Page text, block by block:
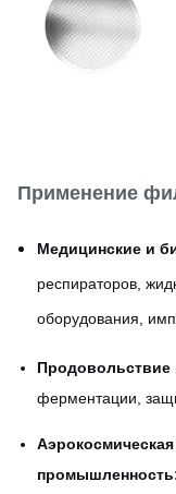
Материал
Применение
Медицинские и
респираторов,
оборудования,
Продовольствие
ферментации,